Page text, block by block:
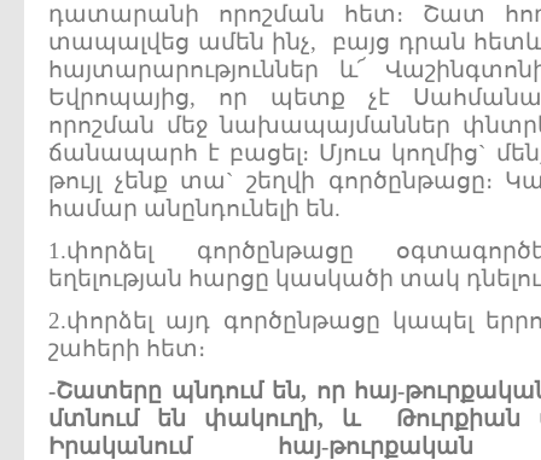
դատարանի որոշման հետ։ Շատ
տապալվեց ամեն ինչ, բայց դրան
հայտարարություններ և՜
Եվրոպայից, որ պետք չէ
որոշման մեջ նախապայմաններ
ճանապարհ է բացել։ Մյուս կողմից`
թույլ չենք տա` շեղվի գործընթացը։
համար անընդունելի են.
1.փորձել գործընթացը
եղելության հարցը կասկածի տակ
2.փորձել այդ գործընթացը կապել
շահերի հետ։
-Շատերը պնդում են, որ հայ-
մտնում
են փակուղի, և Թուրքիան
Իրականում
հայ-թուրքական